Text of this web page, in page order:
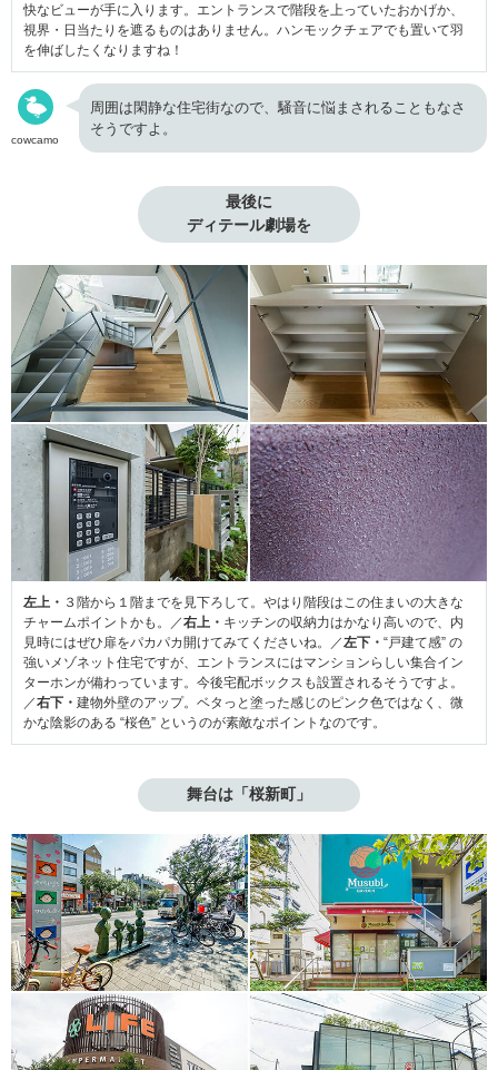
快なビューが手に入ります。エントランスで階段を上っていたおかげか、
視界・日当たりを遮るものはありません。ハンモックチェアでも置いて羽
を伸ばしたくなりますね！
cowcamo
周囲は閑静な住宅街なので、騒音に悩まされることもなさ
そうですよ。
最後に
ディテール劇場を
左上・ ３階から１階までを見下ろして。やはり階段はこの住まいの大きな
チャームポイントかも。／右上・ キッチンの収納力はかなり高いので、内
見時にはぜひ扉をパカパカ開けてみてくださいね。／左下・ “戸建て感” の
強いメゾネット住宅ですが、エントランスにはマンションらしい集合イン
ターホンが備わっています。今後宅配ボックスも設置されるそうですよ。
／右下・ 建物外壁のアップ。ベタっと塗った感じのピンク色ではなく、微
かな陰影のある “桜色” というのが素敵なポイントなのです。
舞台は「桜新町」